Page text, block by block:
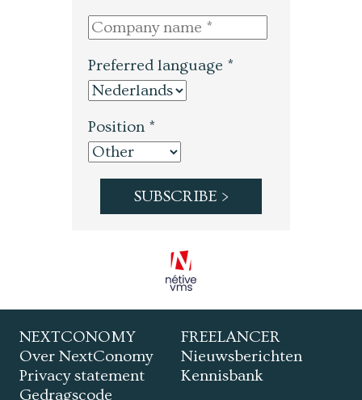
Preferred language *
Position *
NEXTCONOMY
Over NextConomy
Privacy statement
Gedragscode
FREELANCER
Nieuwsberichten
Kennisbank